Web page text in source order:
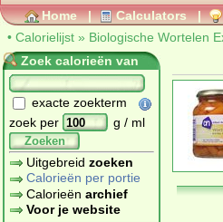
Home | Calculators |
• Calorielijst » Biologische Wortelen
Zoek calorieën van
exacte zoekterm
zoek per
g / ml
Zoeken
Uitgebreid zoeken
Calorieën per portie
Calorieën archief
Voor je website